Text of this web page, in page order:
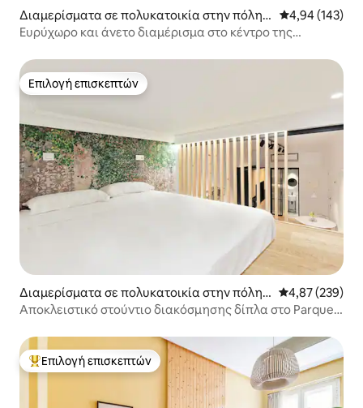
Διαμερίσματα σε πολυκατοικία στην πόλη
Μαδρίτη
Μέση
4,94 (143)
Ευρύχωρο και άνετο διαμέρισμα στο κέντρο της
Επιλογή επισκεπτών
Επιλογή επισκεπτών
Διαμερίσματα σε πολυκατοικία στην πόλη
Μαδρίτη
Μέση
4,87 (239)
Αποκλειστικό στούντιο διακόσμησης δίπλα στο Parque
Κορυφαία επιλογή επισκεπτών
Επιλογή επισκεπτών